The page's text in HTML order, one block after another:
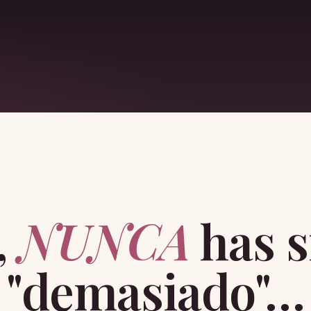
NUNCA has
"demasiado"…